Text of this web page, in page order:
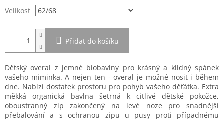
Velikost
Přidat do košíku
Dětský overal z jemné biobavlny pro krásný a klidný spánek
vašeho miminka. A nejen ten - overal je možné nosit i během
dne. Nabízí dostatek prostoru pro pohyb vašeho děťátka. Extra
měkká organická bavlna šetrná k citlivé dětské pokožce,
oboustranný zip zakončený na levé noze pro snadnější
přebalování a s ochranou zipu u pusy proti případnému